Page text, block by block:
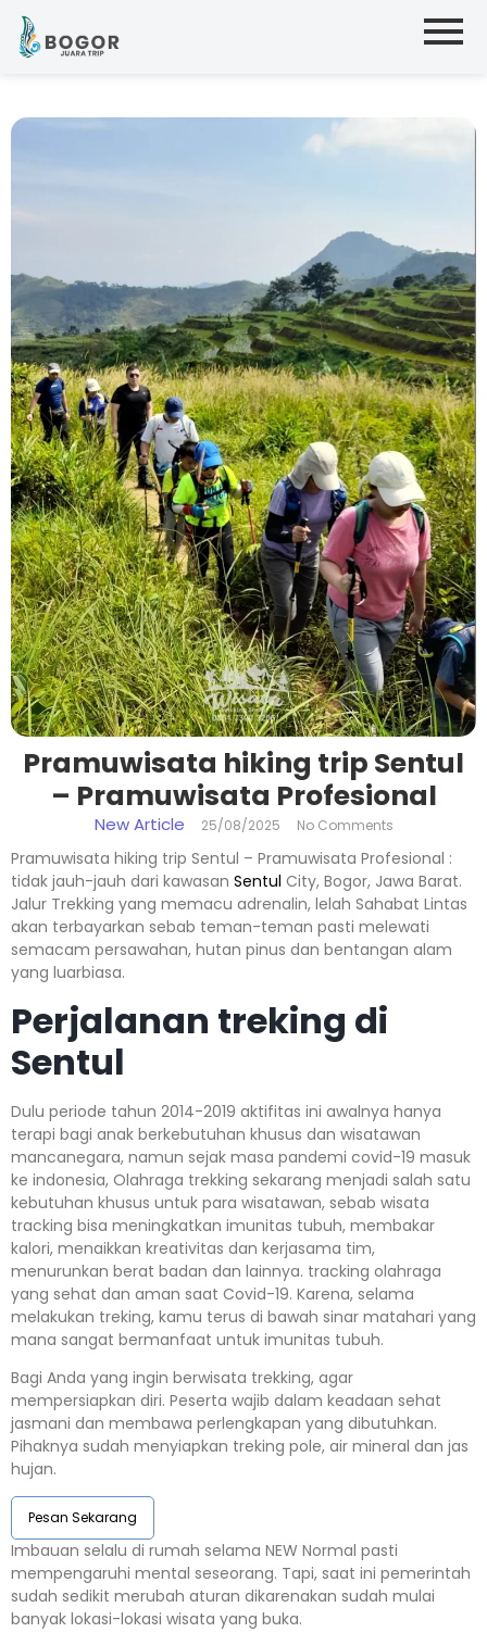
Pramuwisata hiking trip Sentul
– Pramuwisata Profesional
New Article 25/08/2025 No Comments
Pramuwisata hiking trip Sentul – Pramuwisata Profesional :
tidak jauh-jauh dari kawasan Sentul City, Bogor, Jawa Barat.
Jalur Trekking yang memacu adrenalin, lelah Sahabat Lintas
akan terbayarkan sebab teman-teman pasti melewati
semacam persawahan, hutan pinus dan bentangan alam
yang luarbiasa.
Perjalanan treking di
Sentul
Dulu periode tahun 2014-2019 aktifitas ini awalnya hanya
terapi bagi anak berkebutuhan khusus dan wisatawan
mancanegara, namun sejak masa pandemi covid-19 masuk
ke indonesia, Olahraga trekking sekarang menjadi salah satu
kebutuhan khusus untuk para wisatawan, sebab wisata
tracking bisa meningkatkan imunitas tubuh, membakar
kalori, menaikkan kreativitas dan kerjasama tim,
menurunkan berat badan dan lainnya. tracking olahraga
yang sehat dan aman saat Covid-19. Karena, selama
melakukan treking, kamu terus di bawah sinar matahari yang
mana sangat bermanfaat untuk imunitas tubuh.
Bagi Anda yang ingin berwisata trekking, agar
mempersiapkan diri. Peserta wajib dalam keadaan sehat
jasmani dan membawa perlengkapan yang dibutuhkan.
Pihaknya sudah menyiapkan treking pole, air mineral dan jas
hujan.
Pesan Sekarang
Imbauan selalu di rumah selama NEW Normal pasti
mempengaruhi mental seseorang. Tapi, saat ini pemerintah
sudah sedikit merubah aturan dikarenakan sudah mulai
banyak lokasi-lokasi wisata yang buka.